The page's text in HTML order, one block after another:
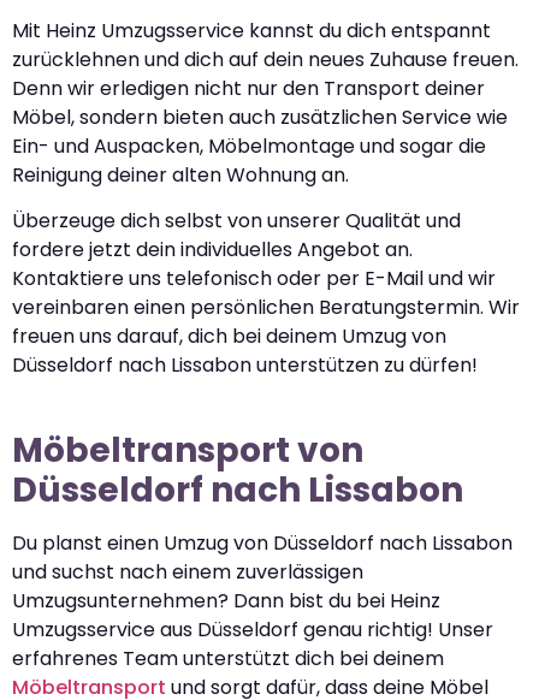
Mit Heinz Umzugsservice kannst du dich entspannt
zurücklehnen und dich auf dein neues Zuhause freuen.
Denn wir erledigen nicht nur den Transport deiner
Möbel, sondern bieten auch zusätzlichen Service wie
Ein- und Auspacken, Möbelmontage und sogar die
Reinigung deiner alten Wohnung an.
Überzeuge dich selbst von unserer Qualität und
fordere jetzt dein individuelles Angebot an.
Kontaktiere uns telefonisch oder per E-Mail und wir
vereinbaren einen persönlichen Beratungstermin. Wir
freuen uns darauf, dich bei deinem Umzug von
Düsseldorf nach Lissabon unterstützen zu dürfen!
Möbeltransport von
Düsseldorf nach Lissabon
Du planst einen Umzug von Düsseldorf nach Lissabon
und suchst nach einem zuverlässigen
Umzugsunternehmen? Dann bist du bei Heinz
Umzugsservice aus Düsseldorf genau richtig! Unser
erfahrenes Team unterstützt dich bei deinem
Möbeltransport und sorgt dafür, dass deine Möbel